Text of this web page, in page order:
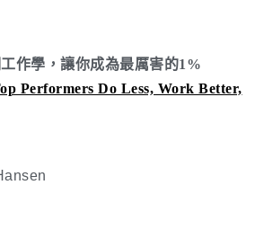
作學，讓你成為最厲害的1%
Performers Do Less, Work Better,